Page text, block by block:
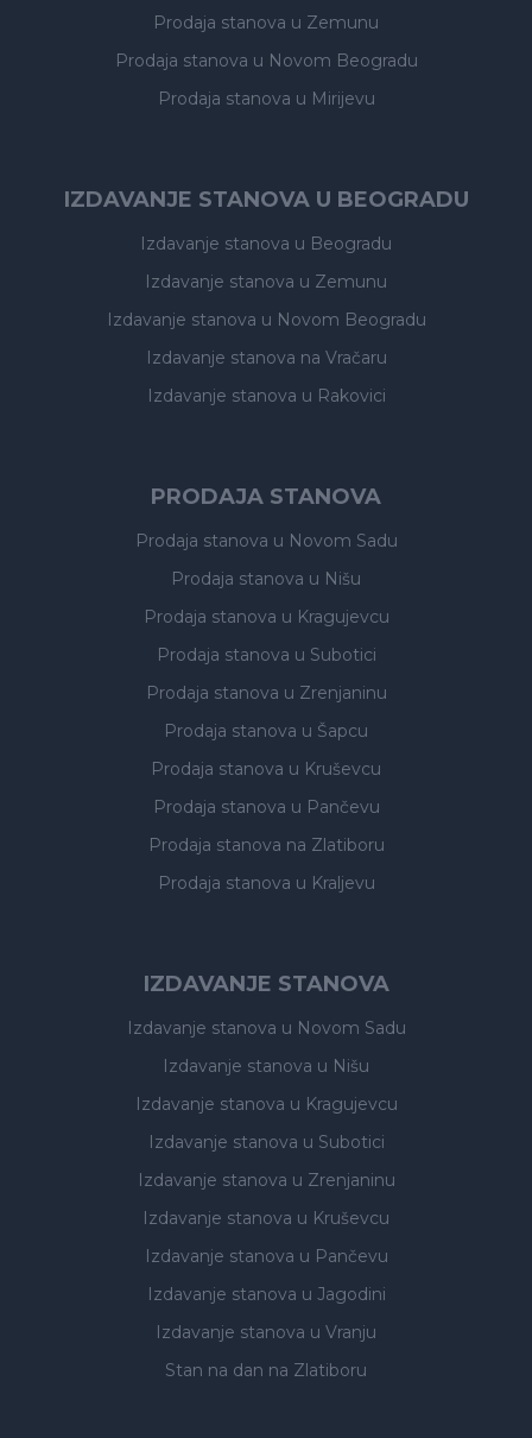
Prodaja stanova u Zemunu
Prodaja stanova u Novom Beogradu
Prodaja stanova u Mirijevu
IZDAVANJE STANOVA U BEOGRADU
Izdavanje stanova u Beogradu
Izdavanje stanova u Zemunu
Izdavanje stanova u Novom Beogradu
Izdavanje stanova na Vračaru
Izdavanje stanova u Rakovici
PRODAJA STANOVA
Prodaja stanova u Novom Sadu
Prodaja stanova u Nišu
Prodaja stanova u Kragujevcu
Prodaja stanova u Subotici
Prodaja stanova u Zrenjaninu
Prodaja stanova u Šapcu
Prodaja stanova u Kruševcu
Prodaja stanova u Pančevu
Prodaja stanova na Zlatiboru
Prodaja stanova u Kraljevu
IZDAVANJE STANOVA
Izdavanje stanova u Novom Sadu
Izdavanje stanova u Nišu
Izdavanje stanova u Kragujevcu
Izdavanje stanova u Subotici
Izdavanje stanova u Zrenjaninu
Izdavanje stanova u Kruševcu
Izdavanje stanova u Pančevu
Izdavanje stanova u Jagodini
Izdavanje stanova u Vranju
Stan na dan na Zlatiboru